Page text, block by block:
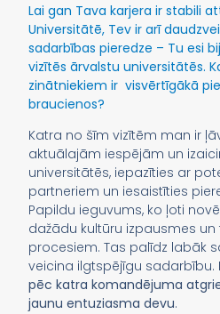
Lai gan Tava karjera ir stabili
Universitātē, Tev ir arī
sadarbības pieredze – Tu esi
vizītēs ārvalstu universitātēs.
zinātniekiem ir visvērtīgākā
braucienos?
Katra no šīm vizītēm man ir
aktuālajām iespējām un
universitātēs, iepazīties ar
partneriem un iesaistīties
Papildu ieguvums, ko ļoti
dažādu kultūru izpausmes
procesiem. Tas palīdz labāk
veicina ilgtspējīgu sadarbību.
pēc katra komandējuma
jaunu entuziasma devu.